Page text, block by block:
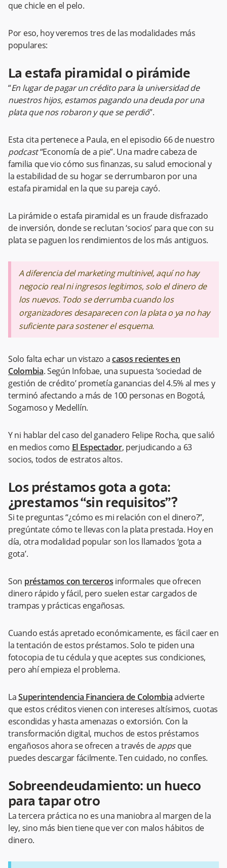
que chicle en el pelo.
Por eso, hoy veremos tres de las modalidades más
populares:
La estafa piramidal o pirámide
“En lugar de pagar un crédito para la universidad de
nuestros hijos, estamos pagando una deuda por una
plata que nos robaron y que se perdió”.
Esta cita pertenece a Paula, en el episodio 66 de nuestro
podcast“Economía de a pie”. Una madre cabeza de
familia que vio cómo sus finanzas, su salud emocional y
la estabilidad de su hogar se derrumbaron por una
estafa piramidal en la que su pareja cayó.
La pirámide o estafa piramidal es un fraude disfrazado
de inversión, donde se reclutan ‘socios’ para que con su
plata se paguen los rendimientos de los más antiguos.
A diferencia delmarketingmultinivel, aquí no hay
negocio real ni ingresos legítimos, solo el dinero de
los nuevos. Todo se derrumba cuando los
organizadores desaparecen con la plata o ya no hay
suficiente para sostener el esquema.
Solo falta echar un vistazo acasos recientes en
Colombia. Según Infobae, una supuesta ‘sociedad de
gestión de crédito’ prometía ganancias del 4.5% al mes y
terminó afectando a más de 100 personas en Bogotá,
Sogamoso y Medellín.
Y ni hablar del caso del ganadero Felipe Rocha, que salió
en medios como El Espectador, perjudicando a 63
socios, todos de estratos altos.
Los préstamos gota a gota:
¿prestamos “sin requisitos”?
Si te preguntas “¿cómo es mi relación con el dinero?”,
pregúntate cómo te llevas con la plata prestada. Hoy en
día, otra modalidad popular son los llamados ‘gota a
gota’.
Son préstamos con terceros informales que ofrecen
dinero rápido y fácil, pero suelen estar cargados de
trampas y prácticas engañosas.
Cuando estás apretado económicamente, es fácil caer en
la tentación de estos préstamos. Solo te piden una
fotocopia de tu cédula y que aceptes sus condiciones,
pero ahí empieza el problema.
LaSuperintendencia Financiera de Colombiaadvierte
que estos créditos vienen con intereses altísimos, cuotas
escondidas y hasta amenazas o extorsión. Con la
transformación digital, muchos de estos préstamos
engañosos ahora se ofrecen a través deappsque
puedes descargar fácilmente. Ten cuidado, no confíes.
Sobreendeudamiento: un hueco
para tapar otro
La tercera práctica no es una maniobra al margen de la
ley, sino más bien tiene que ver con malos hábitos de
dinero.